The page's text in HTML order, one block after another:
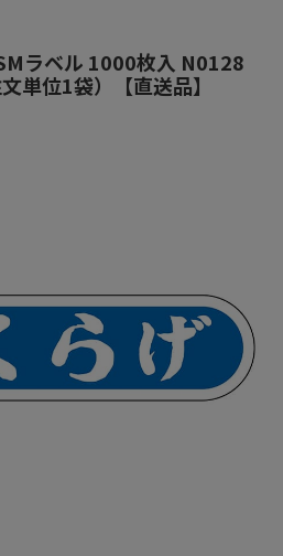
ラベル 1000枚入 N0128
位1袋）【直送品】